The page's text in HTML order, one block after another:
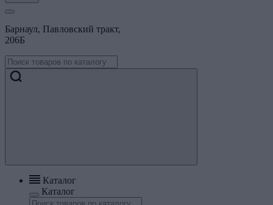
Барнаул, Павловский тракт,
206Б
Каталог
Каталог